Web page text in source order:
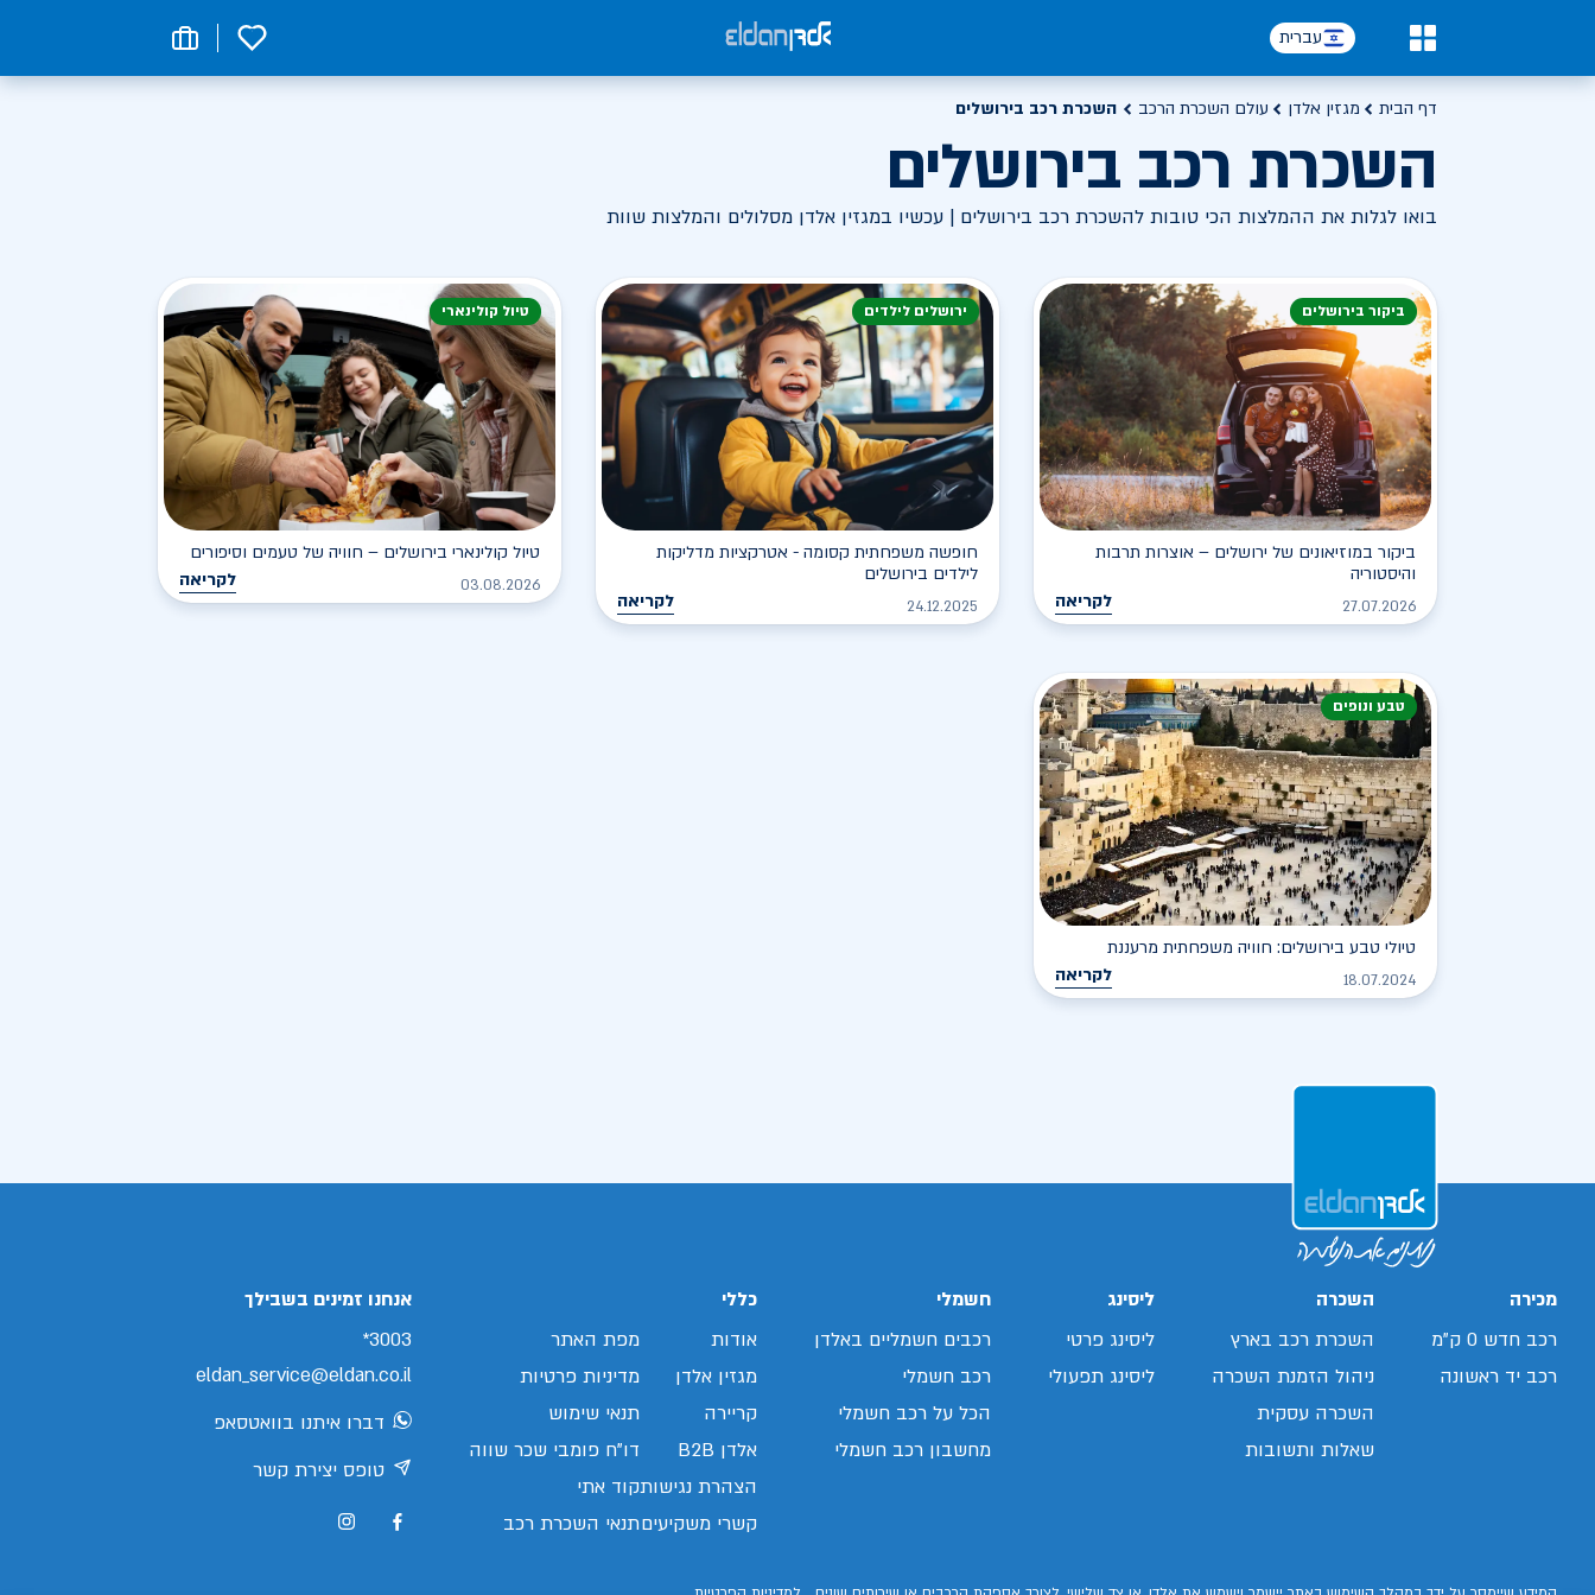
עברית 0
דף הבית מגזין אלדן עולם השכרת הרכב השכרת רכב בירושלים
השכרת רכב בירושלים
בואו לגלות את ההמלצות הכי טובות להשכרת רכב בירושלים | עכשיו במגזין אלדן מסלולים והמלצות שוות
ביקור בירושלים
ביקור במוזיאונים של ירושלים – אוצרות תרבות
והיסטוריה
27.07.2026 לקריאה
ירושלים לילדים
חופשה משפחתית קסומה - אטרקציות מדליקות
לילדים בירושלים
24.12.2025 לקריאה
טיול קולינארי
טיול קולינארי בירושלים – חוויה של טעמים וסיפורים
03.08.2026 לקריאה
טבע ונופים
טיולי טבע בירושלים: חוויה משפחתית מרעננת
18.07.2024 לקריאה
מכירה
רכב חדש 0 ק"מ
רכב יד ראשונה
השכרה
השכרת רכב בארץ
ניהול הזמנת השכרה
השכרה עסקית
שאלות ותשובות
ליסינג
ליסינג פרטי
ליסינג תפעולי
חשמלי
רכבים חשמליים באלדן
רכב חשמלי
הכל על רכב חשמלי
מחשבון רכב חשמלי
כללי
אודות
מגזין אלדן
קריירה
אלדן B2B
הצהרת נגישות
קשרי משקיעים
מפת האתר
מדיניות פרטיות
תנאי שימוש
דו"ח פומבי שכר שווה
קוד אתי
תנאי השכרת רכב
אנחנו זמינים בשבילך
3003*
eldan_service@eldan.co.il
דברו איתנו בוואטסאפ
טופס יצירת קשר